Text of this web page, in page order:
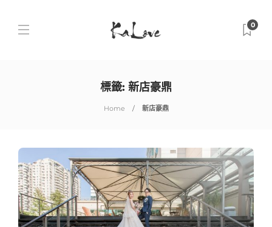
0
標籤: 新店豪鼎
Home 新店豪鼎